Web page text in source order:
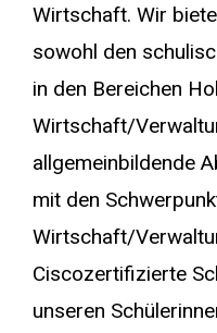
Wirtschaft. Wir
sowohl den
in den Bereichen
Wirtschaft/
allgemeinbildende
mit den
Wirtschaft/
Ciscozertifizierte
unseren